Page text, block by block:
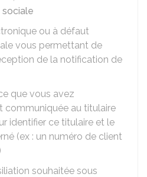
ou à défaut
vous permettant de
de la notification de
que vous avez
communiquée au titulaire
identifier ce titulaire et le
(ex : un numéro de client
souhaitée sous